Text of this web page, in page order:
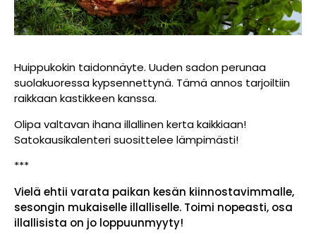
Huippukokin taidonnäyte. Uuden sadon perunaa
suolakuoressa kypsennettynä. Tämä annos tarjoiltiin
raikkaan kastikkeen kanssa.
Olipa valtavan ihana illallinen kerta kaikkiaan!
Satokausikalenteri suosittelee lämpimästi!
***
Vielä ehtii varata paikan kesän kiinnostavimmalle,
sesongin mukaiselle illalliselle. Toimi nopeasti, osa
illallisista on jo loppuunmyyty!